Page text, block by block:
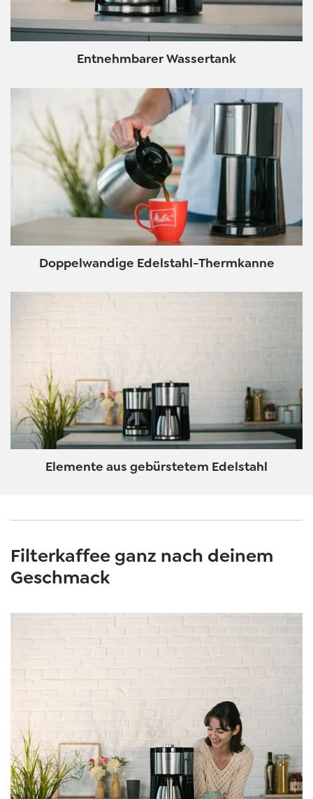
Entnehmbarer Wassertank
Doppelwandige Edelstahl-Thermkanne
Elemente aus gebürstetem Edelstahl
Filterkaffee ganz nach deinem
Geschmack